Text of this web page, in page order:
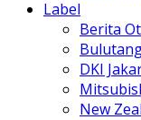
Label
Berita
DKI
New